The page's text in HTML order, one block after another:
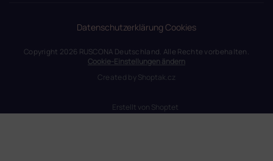
DatenschutzerklärungCookies
Erstellt von Shoptet
Copyright 2026 RUSCONA Deutschland. Alle Rechte vorbehalten.
Cookie-Einstellungen ändern
Created byShoptak.cz